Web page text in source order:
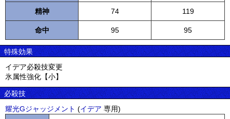
精神 74 119
命中 95 95
特殊効果
イデア必殺技変更
氷属性強化【小】
必殺技
耀光Gジャッジメント (イデア 専用)